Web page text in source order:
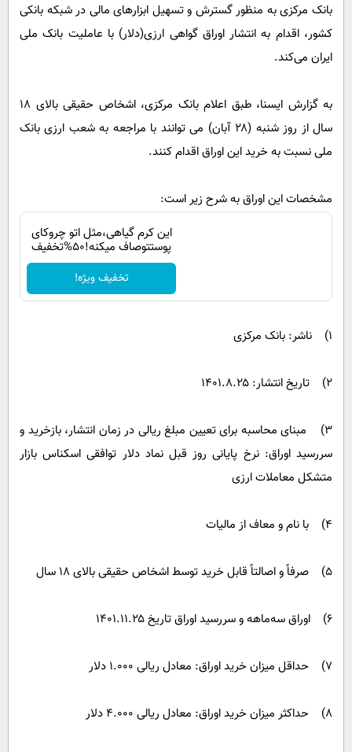
سرگرمی
فناوری
محیط زیست
سلامت
بین الملل
اجتماعی
حیات وحش
سیاست خارجی
پیامک
روانشناسی
بانک مرکزی به منظور گسترش و تسهیل ابزارهای مالی در شبکه بانکی
کشور، اقدام به انتشار اوراق گواهی ارزی(دلار) با عاملیت بانک ملی
ایران می‌کند.
به گزارش ایسنا، طبق اعلام بانک مرکزی، اشخاص حقیقی بالای ۱۸
سال از روز شنبه (۲۸ آبان) می توانند با مراجعه به شعب ارزی بانک
ملی نسبت به خرید این اوراق اقدام کنند.
مشخصات این اوراق به شرح زیر است:
این کرم گیاهی،مثل اتو چروکای
پوستتوصاف میکنه!50%تخفیف
تخفیف ویژه!
۱) ناشر: بانک مرکزی
۲) تاریخ انتشار: ۱۴۰۱.۸.۲۵
۳) مبنای محاسبه برای تعیین مبلغ ریالی در زمان انتشار، بازخرید و
سررسید اوراق: نرخ پایانی روز قبل نماد دلار توافقی اسکناس بازار
متشکل معاملات ارزی
۴) با نام و معاف از مالیات
۵) صرفاً و اصالتاً قابل خرید توسط اشخاص حقیقی بالای ۱۸ سال
۶) اوراق سه‌ماهه و سررسید اوراق تاریخ ۱۴۰۱.۱۱.۲۵
۷) حداقل میزان خرید اوراق: معادل ریالی ۱.۰۰۰ دلار
۸) حداکثر میزان خرید اوراق: معادل ریالی ۴.۰۰۰ دلار